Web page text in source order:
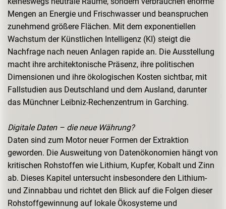
Mengen an Energie und Frischwasser und beanspruchen
zunehmend größere Flächen. Mit dem exponentiellen
Wachstum der Künstlichen Intelligenz (KI) steigt die
Nachfrage nach neuen Anlagen rapide an. Die Ausstellung
macht ihre architektonische Präsenz, ihre politischen
Dimensionen und ihre ökologischen Kosten sichtbar, mit
Fallstudien aus Deutschland und dem Ausland, darunter
das Münchner Leibniz-Rechenzentrum in Garching.
Digitale Daten – die neue Währung?
Daten sind zum Motor neuer Formen der Extraktion
geworden. Die Ausweitung von Datenökonomien hängt von
kritischen Rohstoffen wie Lithium, Kupfer, Kobalt und Zinn
ab. Dieses Kapitel untersucht insbesondere den Lithium-
und Zinnabbau und richtet den Blick auf die Folgen dieser
Rohstoffgewinnung auf lokale Ökosysteme und